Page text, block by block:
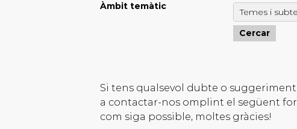
Àmbit temàtic
Temes i
Si tens qualsevol dubte o
a contactar-nos omplint el següent
com siga possible, moltes gràcies!